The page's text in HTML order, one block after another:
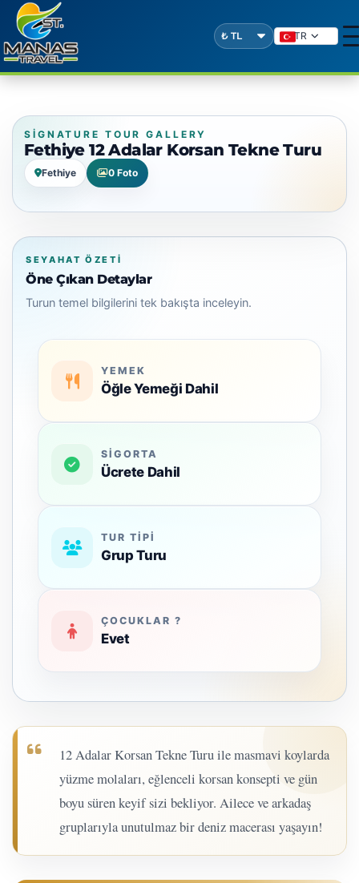
TR
SIGNATURE TOUR GALLERY
Fethiye 12 Adalar Korsan Tekne Turu
Fethiye 0 Foto
SEYAHAT ÖZETI
Öne Çıkan Detaylar
Turun temel bilgilerini tek bakışta inceleyin.
YEMEK
Öğle Yemeği Dahil
SIGORTA
Ücrete Dahil
TUR TIPI
Grup Turu
ÇOCUKLAR ?
Evet
12 Adalar Korsan Tekne Turu ile masmavi koylarda
yüzme molaları, eğlenceli korsan konsepti ve gün
boyu süren keyif sizi bekliyor. Ailece ve arkadaş
gruplarıyla unutulmaz bir deniz macerası yaşayın!